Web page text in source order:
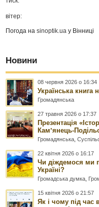
вітер:
Погода наsinoptik.ua у Вінниці
Новини
08 червня 2026 о 16:34
Українська книга
Громадянська
27 травня 2026 о 17:37
Презентація
Камʼянець-
Громадянська ,
22 квітня 2026 о 16:17
Чи діждемося ми
Україні?
Громадська думка
15 квітня 2026 о 21:57
Як і чому під час